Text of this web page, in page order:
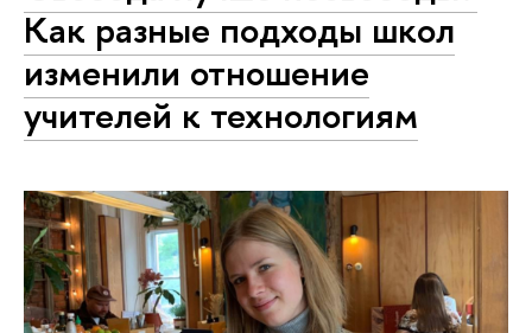
Как разные подходы школ
изменили отношение
учителей к технологиям